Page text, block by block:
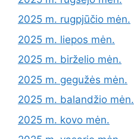
2025 m. rugpjūčio mėn.
2025 m. liepos mėn.
2025 m. birželio mėn.
2025 m. gegužės mėn.
2025 m. balandžio mėn.
2025 m. kovo mėn.